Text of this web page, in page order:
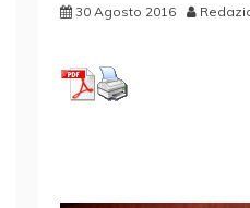
30 Agosto 2016